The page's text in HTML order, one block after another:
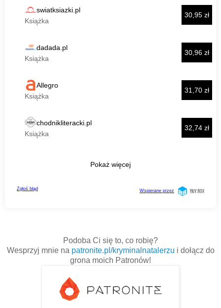
Podoba Ci się to, co robię?
Wesprzyj mnie na patronite.pl/kryminalnatalerzu i dołącz do
grona moich Patronów!